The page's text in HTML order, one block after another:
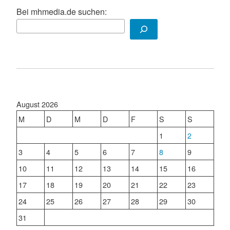
Bei mhmedia.de suchen:
August 2026
M
D M D F S
S
1
2
3
4 5 6 7 8
9
10
11 12 13 14 15
16
17
18 19 20 21 22
23
24
25 26 27 28 29
30
31